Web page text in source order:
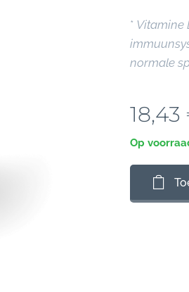
* Vitamine
normale
18,43
Op